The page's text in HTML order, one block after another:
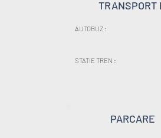
TRANSPORT
AUTOBUZ :
STATIE TREN :
PARCARE